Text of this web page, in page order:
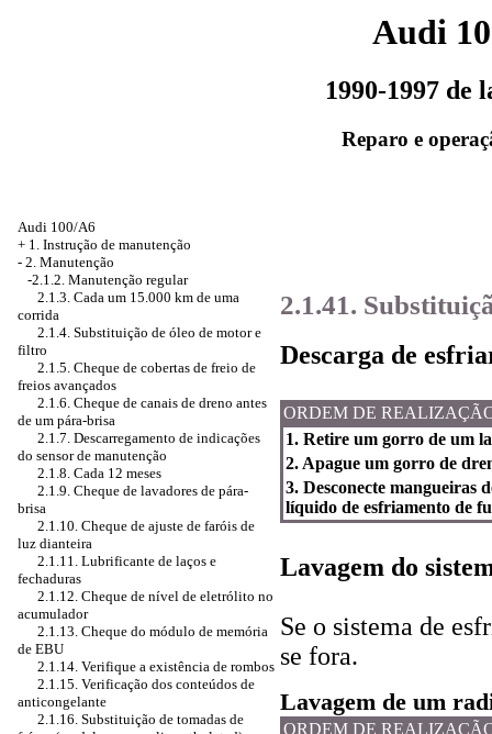
Audi
1990-1997 de
Reparo e
Audi 100/A6
+ 1. Instrução de manutenção
- 2. Manutenção
-2.1.2. Manutenção regular
2.1.3. Cada um 15.000 km de uma
corrida
2.1.4. Substituição de óleo de motor e
filtro
2.1.5. Cheque de cobertas de freio de
freios avançados
2.1.6. Cheque de canais de dreno antes
de um pára-brisa
2.1.7. Descarregamento de indicações
do sensor de manutenção
2.1.8. Cada 12 meses
2.1.9. Cheque de lavadores de pára-
brisa
2.1.10. Cheque de ajuste de faróis de
luz dianteira
2.1.11. Lubrificante de laços e
fechaduras
2.1.12. Cheque de nível de eletrólito no
acumulador
2.1.13. Cheque do módulo de memória
de EBU
2.1.14. Verifique a existência de rombos
2.1.15. Verificação dos conteúdos de
anticongelante
2.1.16. Substituição de tomadas de
2.1.41.
Descarga de
ORDEM DE
1. Retire um gorro de um
2. Apague um gorro de
3. Desconecte mangueiras
líquido de esfriamento de
Lavagem do
Se o sistema de
se fora.
Lavagem de um
ORDEM DE